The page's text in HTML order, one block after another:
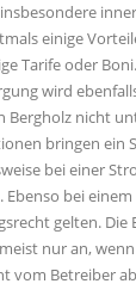
einige
Tarife oder Boni.
wird
Bergholz nicht
bringen ein
bei einer
Ebenso bei
gelten. Die
nur an,
vom Betreiber